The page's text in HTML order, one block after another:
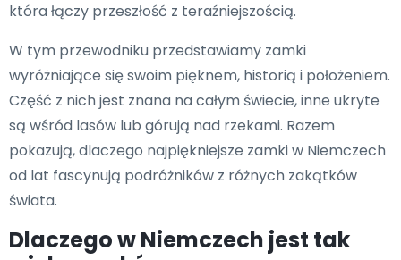
która łączy przeszłość z teraźniejszością.
W tym przewodniku przedstawiamy zamki
wyróżniające się swoim pięknem, historią i położeniem.
Część z nich jest znana na całym świecie, inne ukryte
są wśród lasów lub górują nad rzekami. Razem
pokazują, dlaczego najpiękniejsze zamki w Niemczech
od lat fascynują podróżników z różnych zakątków
świata.
Dlaczego w Niemczech jest tak